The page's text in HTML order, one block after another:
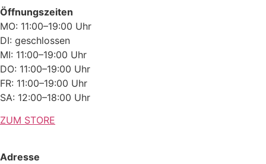
Öffnungszeiten
MO: 11:00–19:00 Uhr
DI: geschlossen
MI: 11:00–19:00 Uhr
DO: 11:00–19:00 Uhr
FR: 11:00–19:00 Uhr
SA: 12:00–18:00 Uhr
ZUM STORE
Adresse